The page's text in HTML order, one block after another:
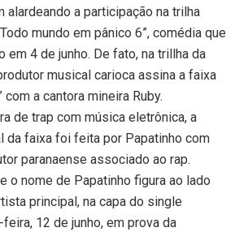
a participação na trilha
mundo em pânico 6”, comédia que
em 4 de junho. De fato, na trillha da
musical carioca assina a faixa
com a cantora mineira Ruby.
de trap com música eletrônica, a
da faixa foi feita por Papatinho com
paranaense associado ao rap.
o nome de Papatinho figura ao lado
principal, na capa do single
12 de junho, em prova da